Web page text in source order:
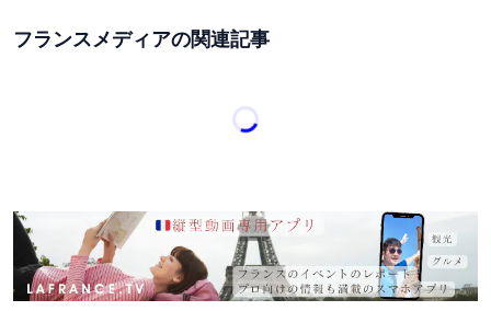
フランスメディアの関連記事